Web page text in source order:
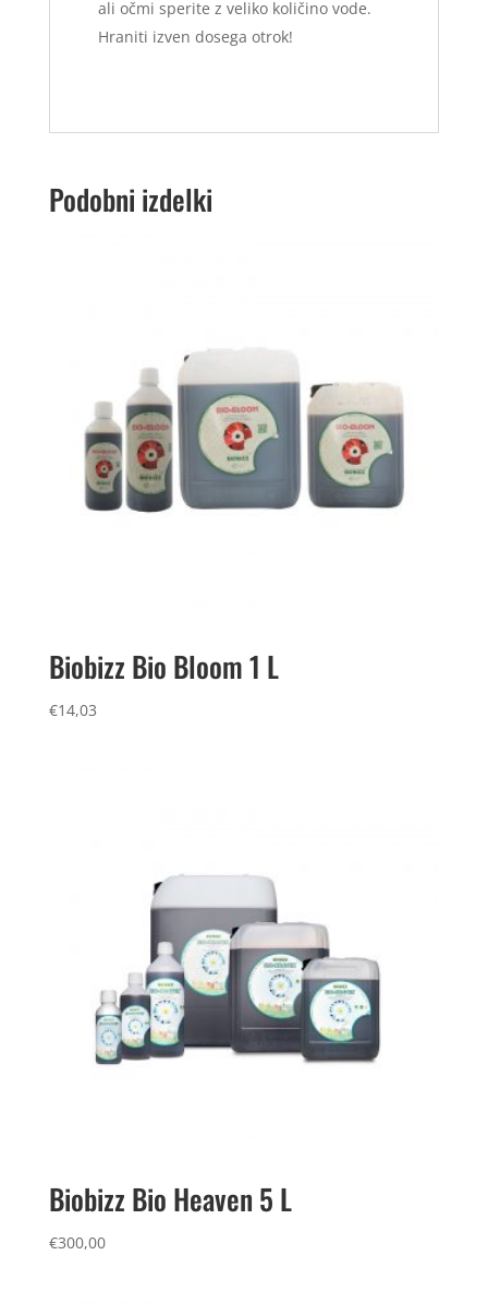
ali očmi sperite z veliko količino vode.
Hraniti izven dosega otrok!
Podobni izdelki
Biobizz Bio Bloom 1 L
€14,03
Biobizz Bio Heaven 5 L
€300,00